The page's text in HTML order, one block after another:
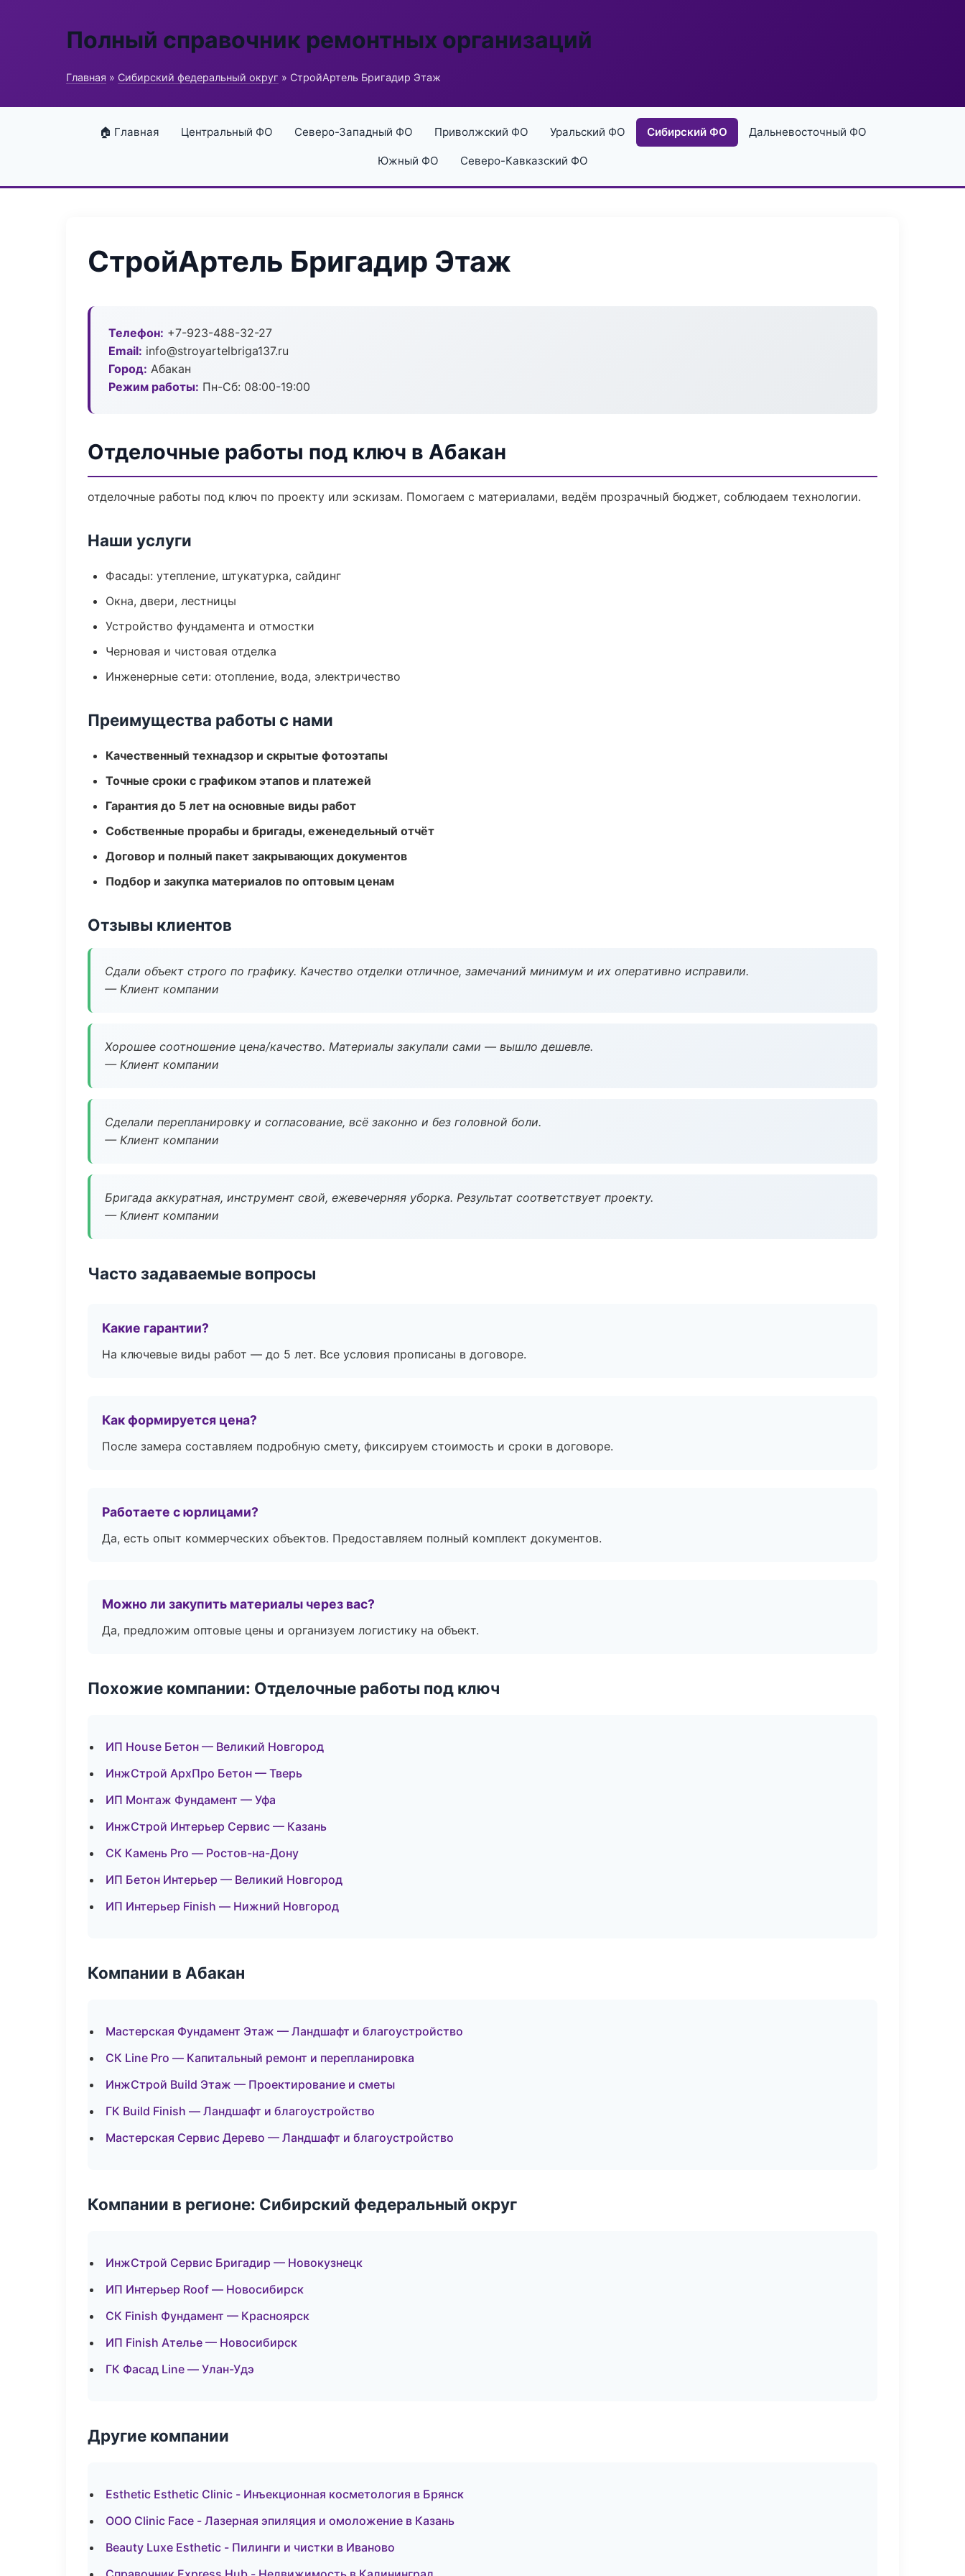
Полный справочник ремонтных организаций
Главная » Сибирский федеральный округ » СтройАртель Бригадир Этаж
🏠 Главная Центральный ФО Северо-Западный ФО Приволжский ФО Уральский ФО Сибирский ФО Дальневосточный ФО
Южный ФО Северо-Кавказский ФО
СтройАртель Бригадир Этаж
Телефон: +7-923-488-32-27
Email: info@stroyartelbriga137.ru
Город: Абакан
Режим работы: Пн-Сб: 08:00-19:00
Отделочные работы под ключ в Абакан
отделочные работы под ключ по проекту или эскизам. Помогаем с материалами, ведём прозрачный бюджет, соблюдаем технологии.
Наши услуги
Фасады: утепление, штукатурка, сайдинг
Окна, двери, лестницы
Устройство фундамента и отмостки
Черновая и чистовая отделка
Инженерные сети: отопление, вода, электричество
Преимущества работы с нами
Качественный технадзор и скрытые фотоэтапы
Точные сроки с графиком этапов и платежей
Гарантия до 5 лет на основные виды работ
Собственные прорабы и бригады, еженедельный отчёт
Договор и полный пакет закрывающих документов
Подбор и закупка материалов по оптовым ценам
Отзывы клиентов
Сдали объект строго по графику. Качество отделки отличное, замечаний минимум и их оперативно исправили.
— Клиент компании
Хорошее соотношение цена/качество. Материалы закупали сами — вышло дешевле.
— Клиент компании
Сделали перепланировку и согласование, всё законно и без головной боли.
— Клиент компании
Бригада аккуратная, инструмент свой, ежевечерняя уборка. Результат соответствует проекту.
— Клиент компании
Часто задаваемые вопросы
Какие гарантии?
На ключевые виды работ — до 5 лет. Все условия прописаны в договоре.
Как формируется цена?
После замера составляем подробную смету, фиксируем стоимость и сроки в договоре.
Работаете с юрлицами?
Да, есть опыт коммерческих объектов. Предоставляем полный комплект документов.
Можно ли закупить материалы через вас?
Да, предложим оптовые цены и организуем логистику на объект.
Похожие компании: Отделочные работы под ключ
ИП House Бетон — Великий Новгород
ИнжСтрой АрхПро Бетон — Тверь
ИП Монтаж Фундамент — Уфа
ИнжСтрой Интерьер Сервис — Казань
СК Камень Pro — Ростов-на-Дону
ИП Бетон Интерьер — Великий Новгород
ИП Интерьер Finish — Нижний Новгород
Компании в Абакан
Мастерская Фундамент Этаж — Ландшафт и благоустройство
СК Line Pro — Капитальный ремонт и перепланировка
ИнжСтрой Build Этаж — Проектирование и сметы
ГК Build Finish — Ландшафт и благоустройство
Мастерская Сервис Дерево — Ландшафт и благоустройство
Компании в регионе: Сибирский федеральный округ
ИнжСтрой Сервис Бригадир — Новокузнецк
ИП Интерьер Roof — Новосибирск
СК Finish Фундамент — Красноярск
ИП Finish Ателье — Новосибирск
ГК Фасад Line — Улан-Удэ
Другие компании
Esthetic Esthetic Clinic - Инъекционная косметология в Брянск
ООО Clinic Face - Лазерная эпиляция и омоложение в Казань
Beauty Luxe Esthetic - Пилинги и чистки в Иваново